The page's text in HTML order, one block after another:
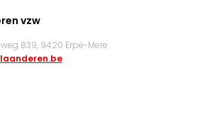
vzw
839, 9420 Erpe-Mere